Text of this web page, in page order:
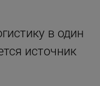
в один
источник